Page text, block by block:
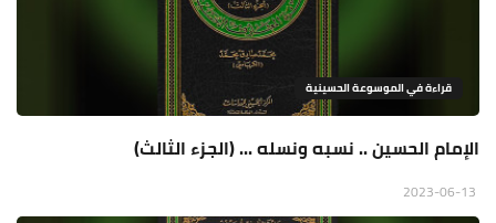
قراءة في الموسوعة الحسينية
الإمام الحسين .. نسبه ونسله ... (الجزء الثالث)